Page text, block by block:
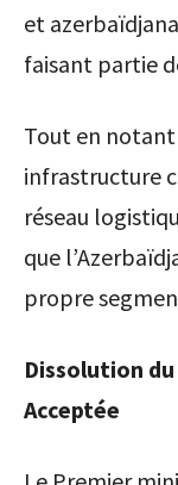
et
faisant partie
Tout en notant
infrastructure
réseau
que
propre
Dissolution du
Acceptée